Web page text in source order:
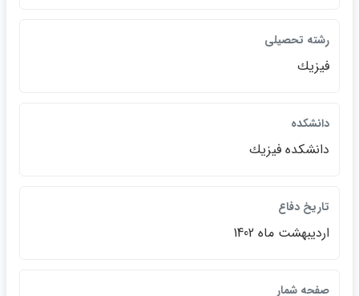
رشته تحصيلي
فيزيك
دانشكده
دانشكده فيزيك
تاريخ دفاع
ارديبهشت ماه 1402
صفحه شمار